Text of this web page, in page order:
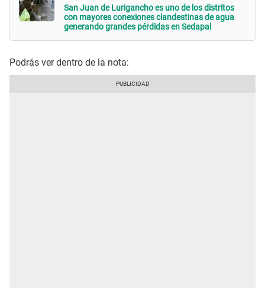
San Juan de Lurigancho es uno de los distritos
con mayores conexiones clandestinas de agua
generando grandes pérdidas en Sedapal
Podrás ver dentro de la nota: